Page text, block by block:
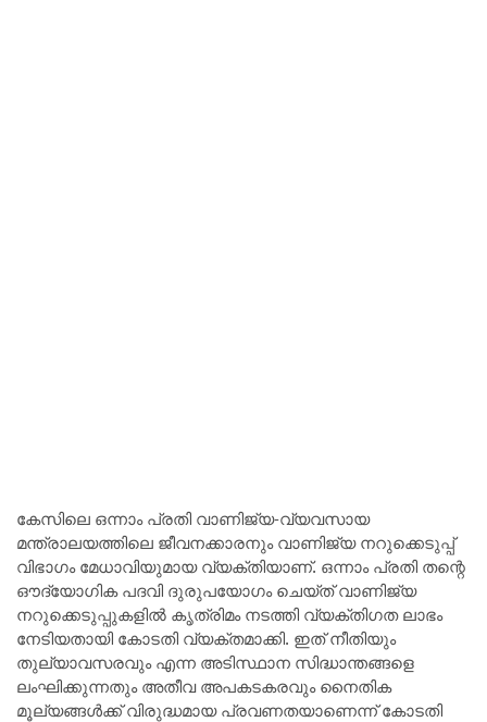
കേസിലെ ഒന്നാം പ്രതി വാണിജ്യ-വ്യവസായ
മന്ത്രാലയത്തിലെ ജീവനക്കാരനും വാണിജ്യ നറുക്കെടുപ്പ്
വിഭാഗം മേധാവിയുമായ വ്യക്തിയാണ്. ഒന്നാം പ്രതി തന്റെ
ഔദ്യോഗിക പദവി ദുരുപയോഗം ചെയ്ത് വാണിജ്യ
നറുക്കെടുപ്പുകളിൽ കൃത്രിമം നടത്തി വ്യക്തിഗത ലാഭം
നേടിയതായി കോടതി വ്യക്തമാക്കി. ഇത് നീതിയും
തുല്യാവസരവും എന്ന അടിസ്ഥാന സിദ്ധാന്തങ്ങളെ
ലംഘിക്കുന്നതും അതീവ അപകടകരവും നൈതിക
മൂല്യങ്ങൾക്ക് വിരുദ്ധമായ പ്രവണതയാണെന്ന് കോടതി